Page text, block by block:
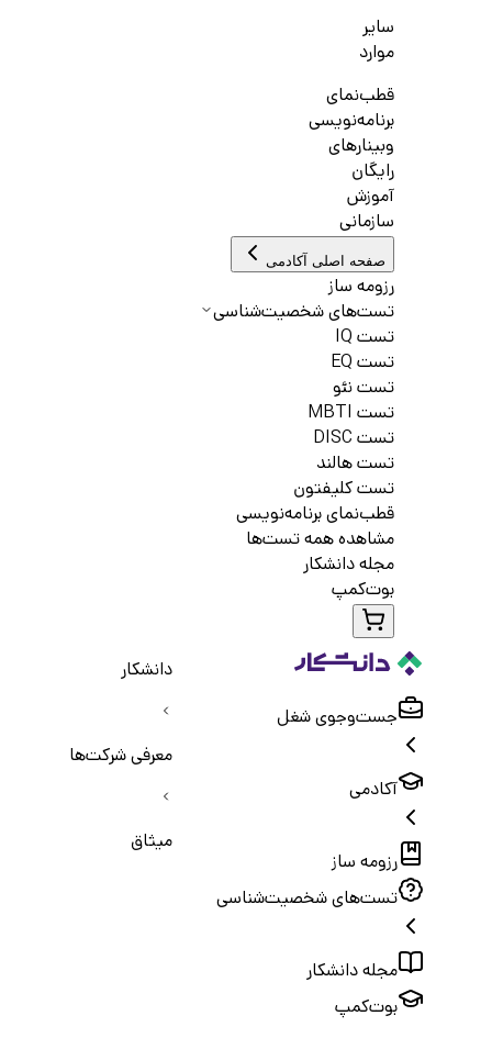
سایر
موارد
قطب‌نمای
برنامه‌نویسی
وبینارهای
رایگان
آموزش
سازمانی
صفحه اصلی آکادمی
رزومه ساز
تست‌های شخصیت‌شناسی
تست IQ
تست EQ
تست نئو
تست MBTI
تست DISC
تست هالند
تست کلیفتون
قطب‌نمای برنامه‌نویسی
مشاهده همه تست‌ها
مجله دانشکار
بوت‌کمپ
جست‌و‌جوی شغل
آکادمی
رزومه ساز
تست‌های شخصیت‌شناسی
مجله دانشکار
بوت‌کمپ
دانشکار
معرفی شرکت‌ها
میثاق